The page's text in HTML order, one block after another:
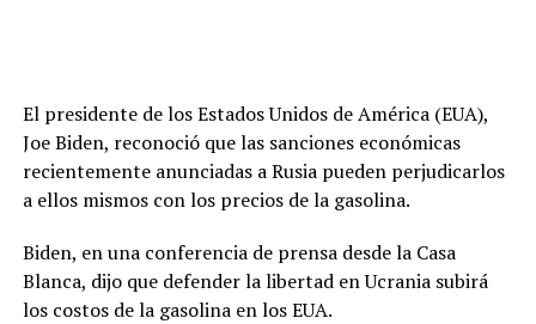
El presidente de los Estados Unidos de América (EUA),
Joe Biden, reconoció que las sanciones económicas
recientemente anunciadas a Rusia pueden perjudicarlos
a ellos mismos con los precios de la gasolina.
Biden, en una conferencia de prensa desde la Casa
Blanca, dijo que defender la libertad en Ucrania subirá
los costos de la gasolina en los EUA.